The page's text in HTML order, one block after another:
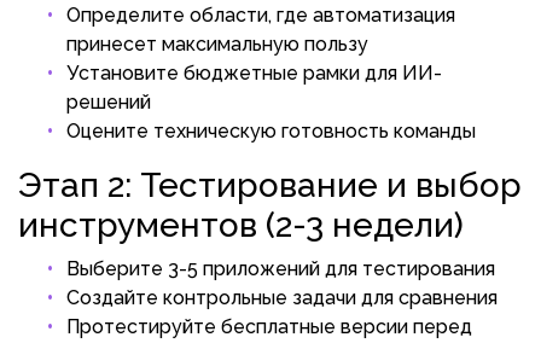
Определите области, где автоматизация
принесет максимальную пользу
Установите бюджетные рамки для ИИ-
решений
Оцените техническую готовность команды
Этап 2: Тестирование и выбор
инструментов (2-3 недели)
Выберите 3-5 приложений для тестирования
Создайте контрольные задачи для сравнения
Протестируйте бесплатные версии перед